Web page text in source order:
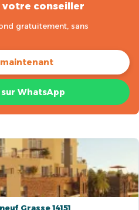
votre conseiller
gratuitement, sans
WhatsApp
Grasse 14151